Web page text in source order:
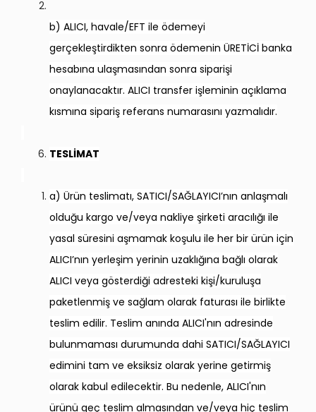
b) ALICI, havale/EFT ile ödemeyi
gerçekleştirdikten sonra ödemenin ÜRETİCİ banka
hesabına ulaşmasından sonra siparişi
onaylanacaktır. ALICI transfer işleminin açıklama
kısmına sipariş referans numarasını yazmalıdır.
TESLİMAT
a) Ürün teslimatı, SATICI/SAĞLAYICI’nın anlaşmalı
olduğu kargo ve/veya nakliye şirketi aracılığı ile
yasal süresini aşmamak koşulu ile her bir ürün için
ALICI’nın yerleşim yerinin uzaklığına bağlı olarak
ALICI veya gösterdiği adresteki kişi/kuruluşa
paketlenmiş ve sağlam olarak faturası ile birlikte
teslim edilir. Teslim anında ALICI'nın adresinde
bulunmaması durumunda dahi SATICI/SAĞLAYICI
edimini tam ve eksiksiz olarak yerine getirmiş
olarak kabul edilecektir. Bu nedenle, ALICI'nın
ürünü geç teslim almasından ve/veya hiç teslim